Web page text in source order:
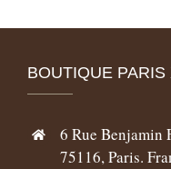
BOUTIQUE PARIS
6 Rue Benjamin
75116, Paris.